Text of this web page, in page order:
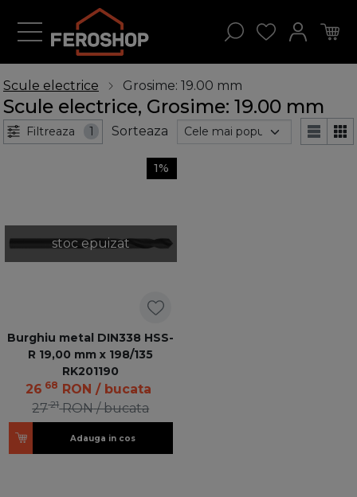
Scule electrice Grosime: 19.00 mm
Scule electrice, Grosime: 19.00 mm
Filtreaza 1 Sorteaza
stoc epuizat
1%
Burghiu metal DIN338 HSS-
R 19,00 mm x 198/135
RK201190
26 68 RON / bucata
2721 RON / bucata
Adauga in cos